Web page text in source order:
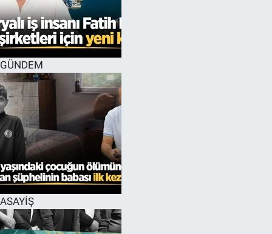
GÜNDEM
ASAYİŞ
EĞİTİM
ÖZEL HABER
HALK54 PANORAMA